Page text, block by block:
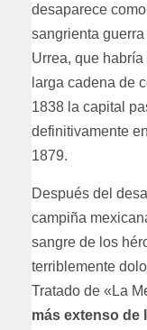
desaparece
sangrienta
Urrea, que
larga cadena de
1838 la capital
definitivamente en
1879.
Después del
campiña
sangre de los
terriblemente
Tratado de «La
más extenso de